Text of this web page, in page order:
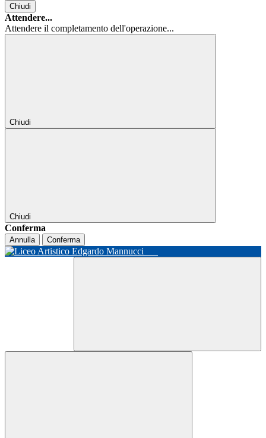
Chiudi
Attendere...
Attendere il completamento dell'operazione...
Chiudi
Chiudi
Conferma
Annulla Conferma